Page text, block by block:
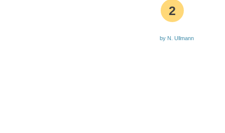
2
by N. Ullmann